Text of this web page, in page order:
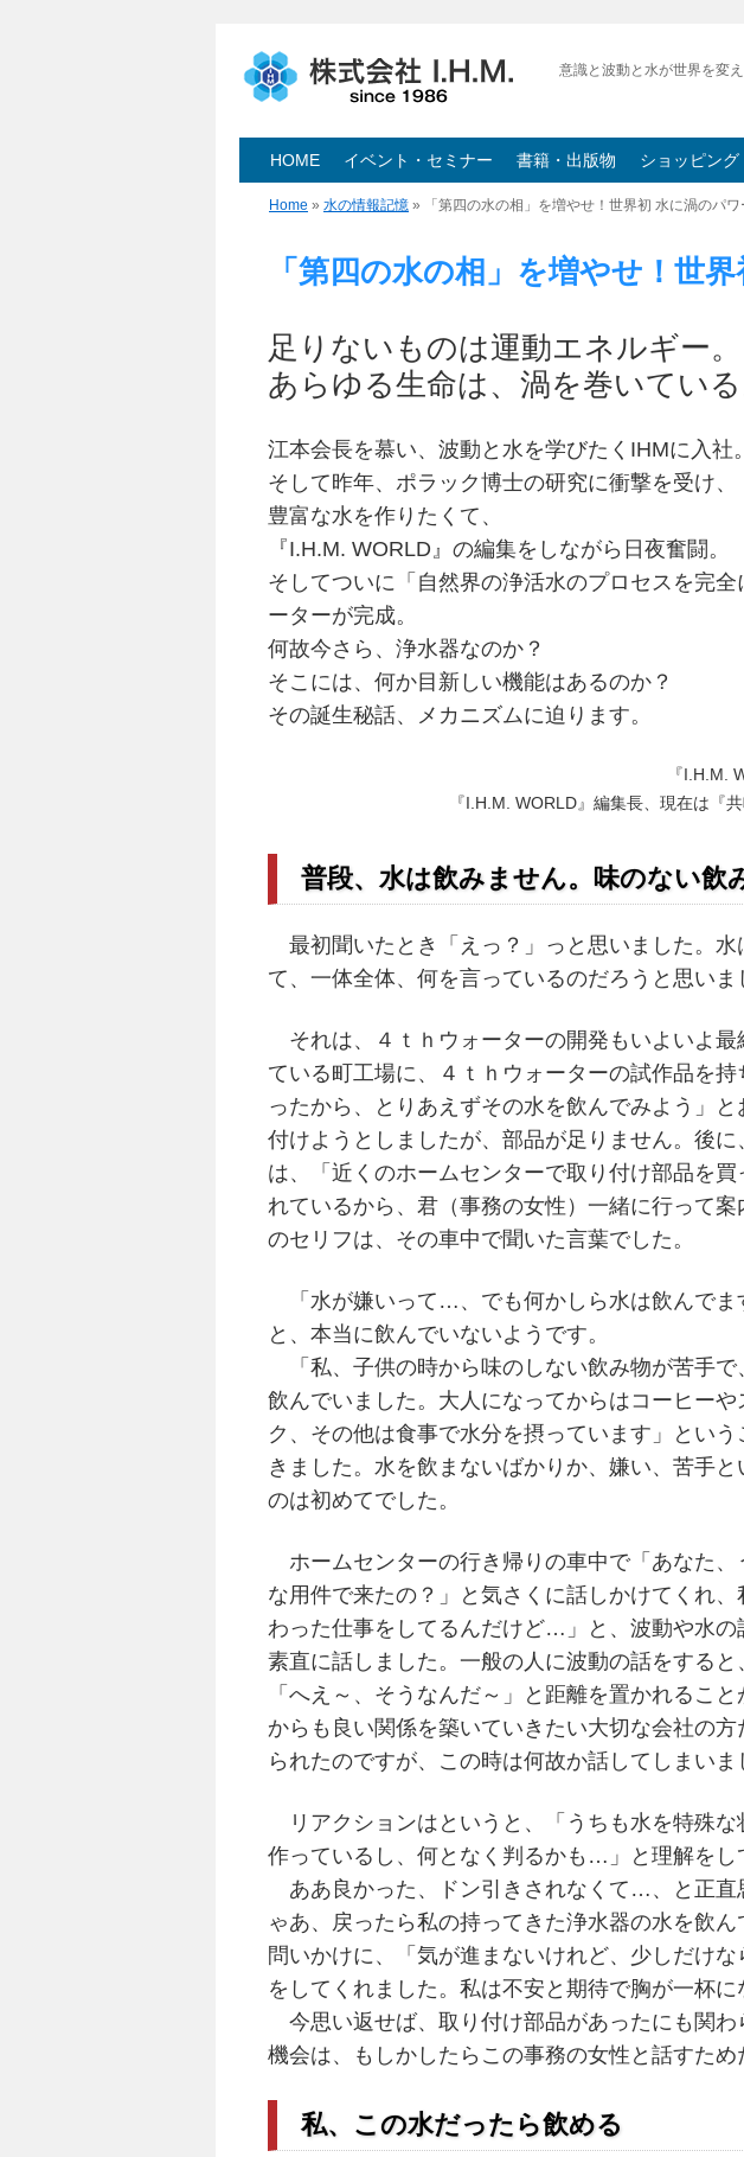
意識と波動と水が世界を変
HOME イベント・セミナー 書籍・出版物 ショッピング
Home » 水の情報記憶 » 「第四の水の相」を増やせ！世界初 水に渦のパ
「第四の水の相」を増やせ！世
足りないものは運動エネルギー。
あらゆる生命は、渦を巻いている
江本会長を慕い、波動と水を学びたくIHMに入社。
そして昨年、ポラック博士の研究に衝撃を受け
豊富な水を作りたくて、
『I.H.M. WORLD』の編集をしながら日夜奮闘。
そしてついに「自然界の浄活水のプロセスを完全
ーターが完成。
何故今さら、浄水器なのか？
そこには、何か目新しい機能はあるのか？
その誕生秘話、メカニズムに迫ります。
『I.H.M.
『I.H.M. WORLD』編集長、現在は『
普段、水は飲みません。味のない飲
最初聞いたとき「えっ？」っと思いました。
て、一体全体、何を言っているのだろうと思いま
それは、４ｔｈウォーターの開発もいよいよ
ている町工場に、４ｔｈウォーターの試作品を
ったから、とりあえずその水を飲んでみよう」
付けようとしましたが、部品が足りません。後
は、「近くのホームセンターで取り付け部品を
れているから、君（事務の女性）一緒に行って
のセリフは、その車中で聞いた言葉でした。
「水が嫌いって…、でも何かしら水は飲んでま
と、本当に飲んでいないようです。
「私、子供の時から味のしない飲み物が苦手で
飲んでいました。大人になってからはコーヒーや
ク、その他は食事で水分を摂っています」とい
きました。水を飲まないばかりか、嫌い、苦手と
のは初めてでした。
ホームセンターの行き帰りの車中で「あなた、
な用件で来たの？」と気さくに話しかけてくれ
わった仕事をしてるんだけど…」と、波動や水の
素直に話しました。一般の人に波動の話をすると
「へえ～、そうなんだ～」と距離を置かれるこ
からも良い関係を築いていきたい大切な会社の
られたのですが、この時は何故か話してしまいま
リアクションはというと、「うちも水を特殊な
作っているし、何となく判るかも…」と理解をし
ああ良かった、ドン引きされなくて…、と正直
ゃあ、戻ったら私の持ってきた浄水器の水を飲
問いかけに、「気が進まないけれど、少しだけ
をしてくれました。私は不安と期待で胸が一杯に
今思い返せば、取り付け部品があったにも関
機会は、もしかしたらこの事務の女性と話すため
私、この水だったら飲める